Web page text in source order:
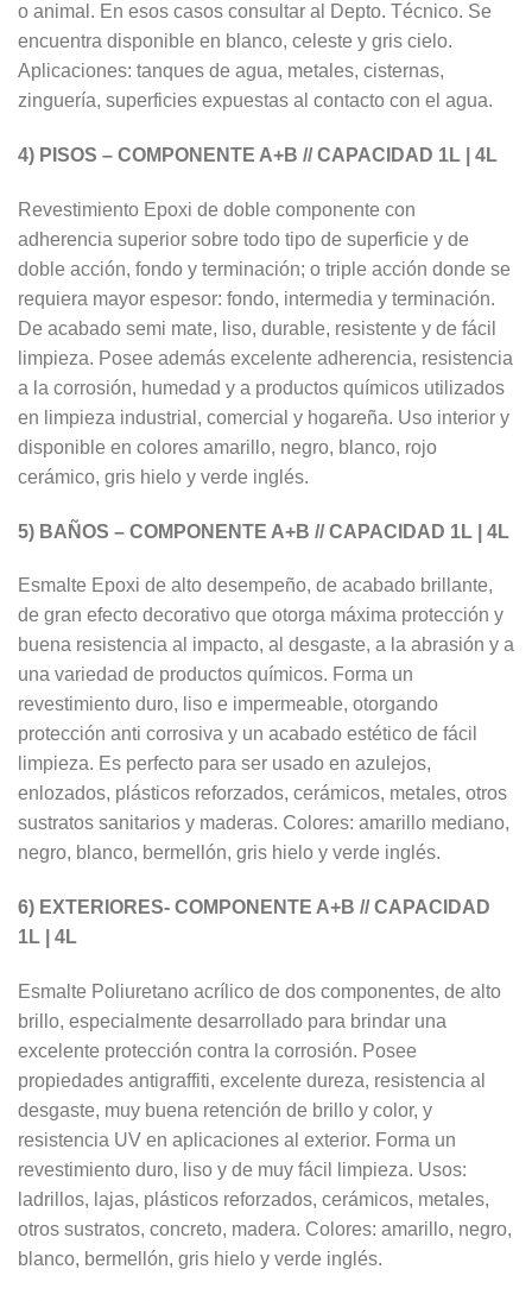
o animal. En esos casos consultar al Depto. Técnico. Se
encuentra disponible en blanco, celeste y gris cielo.
Aplicaciones: tanques de agua, metales, cisternas,
zinguería, superficies expuestas al contacto con el agua.
4) PISOS – COMPONENTE A+B // CAPACIDAD 1L | 4L
Revestimiento Epoxi de doble componente con
adherencia superior sobre todo tipo de superficie y de
doble acción, fondo y terminación; o triple acción donde se
requiera mayor espesor: fondo, intermedia y terminación.
De acabado semi mate, liso, durable, resistente y de fácil
limpieza. Posee además excelente adherencia, resistencia
a la corrosión, humedad y a productos químicos utilizados
en limpieza industrial, comercial y hogareña. Uso interior y
disponible en colores amarillo, negro, blanco, rojo
cerámico, gris hielo y verde inglés.
5) BAÑOS – COMPONENTE A+B // CAPACIDAD 1L | 4L
Esmalte Epoxi de alto desempeño, de acabado brillante,
de gran efecto decorativo que otorga máxima protección y
buena resistencia al impacto, al desgaste, a la abrasión y a
una variedad de productos químicos. Forma un
revestimiento duro, liso e impermeable, otorgando
protección anti corrosiva y un acabado estético de fácil
limpieza. Es perfecto para ser usado en azulejos,
enlozados, plásticos reforzados, cerámicos, metales, otros
sustratos sanitarios y maderas. Colores: amarillo mediano,
negro, blanco, bermellón, gris hielo y verde inglés.
6) EXTERIORES- COMPONENTE A+B // CAPACIDAD
1L | 4L
Esmalte Poliuretano acrílico de dos componentes, de alto
brillo, especialmente desarrollado para brindar una
excelente protección contra la corrosión. Posee
propiedades antigraffiti, excelente dureza, resistencia al
desgaste, muy buena retención de brillo y color, y
resistencia UV en aplicaciones al exterior. Forma un
revestimiento duro, liso y de muy fácil limpieza. Usos:
ladrillos, lajas, plásticos reforzados, cerámicos, metales,
otros sustratos, concreto, madera. Colores: amarillo, negro,
blanco, bermellón, gris hielo y verde inglés.